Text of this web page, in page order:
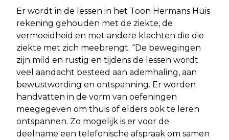
Er wordt in de lessen in het Toon Hermans Huis
rekening gehouden met de ziekte, de
vermoeidheid en met andere klachten die die
ziekte met zich meebrengt. “De bewegingen
zijn mild en rustig en tijdens de lessen wordt
veel aandacht besteed aan ademhaling, aan
bewustwording en ontspanning. Er worden
handvatten in de vorm van oefeningen
meegegeven om thuis of elders ook te leren
ontspannen. Zo mogelijk is er voor de
deelname een telefonische afspraak om samen